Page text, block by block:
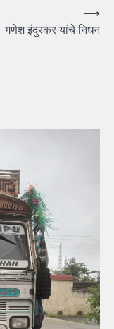
गणेश इंदुरकर यांचे निधन
⟶